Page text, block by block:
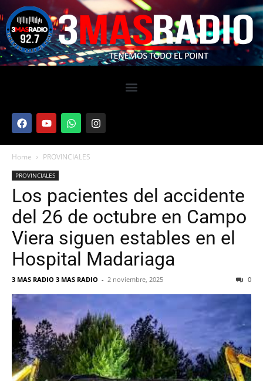
Home PROVINCIALES
PROVINCIALES
Los pacientes del accidente
del 26 de octubre en Campo
Viera siguen estables en el
Hospital Madariaga
3 MAS RADIO 3 MAS RADIO - 2 noviembre, 2025 0